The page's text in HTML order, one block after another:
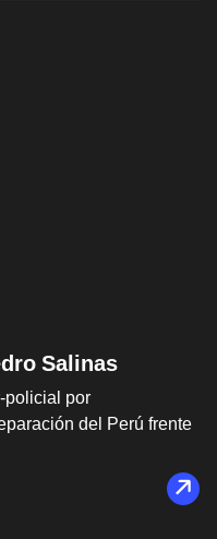
Salinas
policial por
del Perú frente